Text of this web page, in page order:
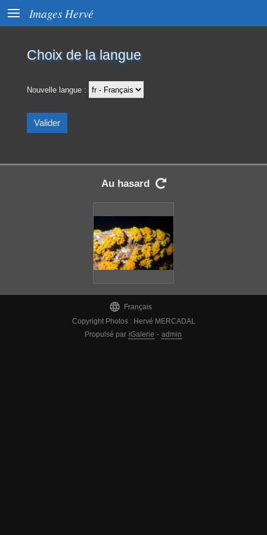
 Images Hervé
Choix de la langue
Nouvelle langue :
Au hasard 

Français
Copyright Photos : Hervé MERCADAL
Propulsé par iGalerie - admin